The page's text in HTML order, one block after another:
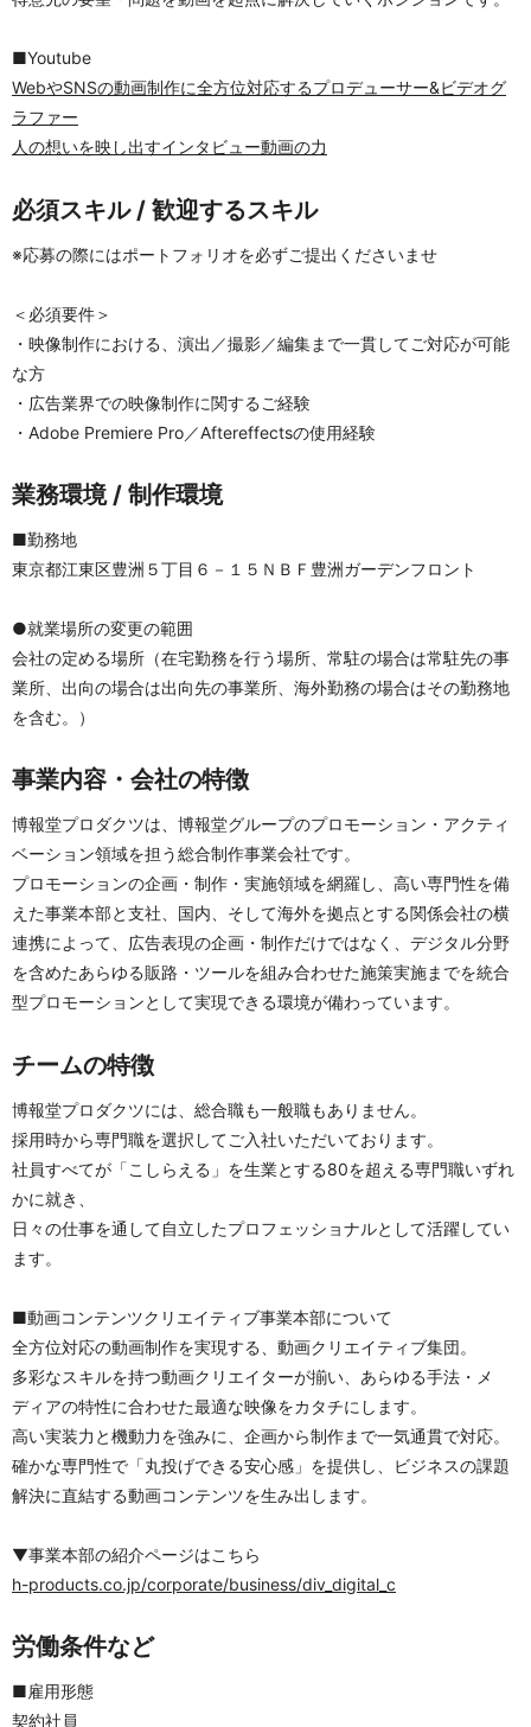
■Youtube
WebやSNSの動画制作に全方位対応するプロデューサー&ビデオグ
ラファー
人の想いを映し出すインタビュー動画の力
必須スキル / 歓迎するスキル
※応募の際にはポートフォリオを必ずご提出くださいませ
＜必須要件＞
・映像制作における、演出／撮影／編集まで一貫してご対応が可能
な方
・広告業界での映像制作に関するご経験
・Adobe Premiere Pro／Aftereffectsの使用経験
業務環境 / 制作環境
■勤務地
東京都江東区豊洲５丁目６－１５ＮＢＦ豊洲ガーデンフロント
●就業場所の変更の範囲
会社の定める場所（在宅勤務を行う場所、常駐の場合は常駐先の事
業所、出向の場合は出向先の事業所、海外勤務の場合はその勤務地
を含む。）
事業内容・会社の特徴
博報堂プロダクツは、博報堂グループのプロモーション・アクティ
ベーション領域を担う総合制作事業会社です。
プロモーションの企画・制作・実施領域を網羅し、高い専門性を備
えた事業本部と支社、国内、そして海外を拠点とする関係会社の横
連携によって、広告表現の企画・制作だけではなく、デジタル分野
を含めたあらゆる販路・ツールを組み合わせた施策実施までを統合
型プロモーションとして実現できる環境が備わっています。
チームの特徴
博報堂プロダクツには、総合職も一般職もありません。
採用時から専門職を選択してご入社いただいております。
社員すべてが「こしらえる」を生業とする80を超える専門職いずれ
かに就き、
日々の仕事を通して自立したプロフェッショナルとして活躍してい
ます。
■動画コンテンツクリエイティブ事業本部について
全方位対応の動画制作を実現する、動画クリエイティブ集団。
多彩なスキルを持つ動画クリエイターが揃い、あらゆる手法・メ
ディアの特性に合わせた最適な映像をカタチにします。
高い実装力と機動力を強みに、企画から制作まで一気通貫で対応。
確かな専門性で「丸投げできる安心感」を提供し、ビジネスの課題
解決に直結する動画コンテンツを生み出します。
▼事業本部の紹介ページはこちら
h-products.co.jp/corporate/business/div_digital_c
労働条件など
■雇用形態
契約社員